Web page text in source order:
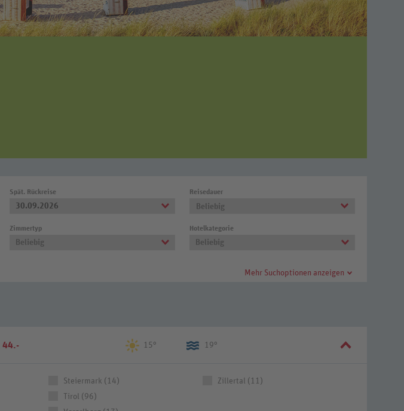
Spät. Rückreise
30.09.2026
Reisedauer
Beliebig
Zimmertyp
Beliebig
Hotelkategorie
Beliebig
Mehr Suchoptionen anzeigen
44.- 15° 19°
Steiermark (14)
Tirol (96)
Zillertal (11)